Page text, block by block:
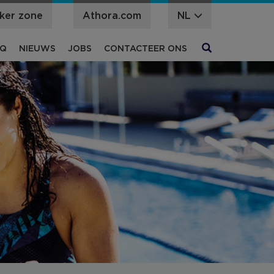
zone Athora.com NL
NIEUWS JOBS CONTACTEER ONS